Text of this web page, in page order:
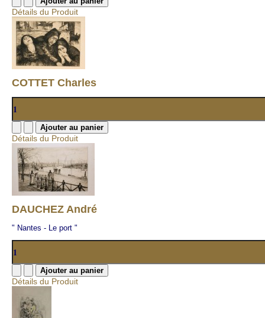
Détails du Produit
COTTET Charles
Détails du Produit
DAUCHEZ André
" Nantes - Le port "
Détails du Produit